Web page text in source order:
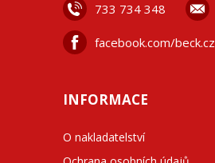
733 734 348
facebook.com/beck.cz
INFORMACE
O nakladatelství